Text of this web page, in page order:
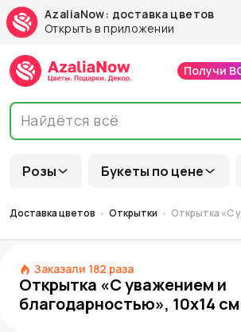
AzaliaNow: доставка цветов
Открыть в приложении
Розы Букеты по цене
Получи
Доставка цветов Открытки Открытка «С
Заказали 182 раза
Открытка «С уважением и
благодарностью», 10х14 см